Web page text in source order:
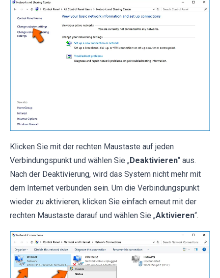
Klicken Sie mit der rechten Maustaste auf jeden
Verbindungspunkt und wählen Sie „Deaktivieren“ aus.
Nach der Deaktivierung, wird das System nicht mehr mit
dem Internet verbunden sein. Um die Verbindungspunkt
wieder zu aktivieren, klicken Sie einfach erneut mit der
rechten Maustaste darauf und wählen Sie „Aktivieren“.